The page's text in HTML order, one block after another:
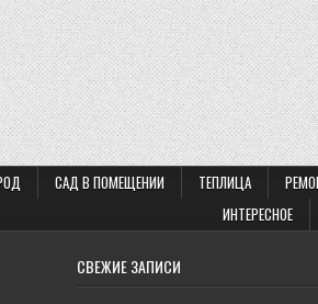
САД В ПОМЕЩЕНИИ ТЕПЛИЦА
ИНТЕРЕСНОЕ
СВЕЖИЕ ЗАПИСИ